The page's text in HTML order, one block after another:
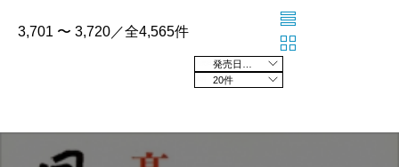
3,701 〜 3,720／全4,565件
20件